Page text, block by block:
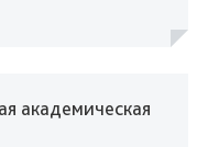
академическая